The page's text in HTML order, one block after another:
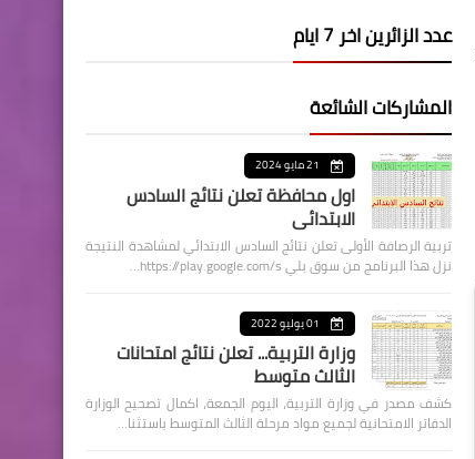
عدد الزائرين اخر 7 ايام
المشاركات الشائعة
21 مايو 2024
اول محافظة تعلن نتائج السادس
الابتدائي
تربية الرصافة الأولى تعلن نتائج السادس الابتدائي لمشاهدة النتيجة
نزل هذا البرنامج من سوق بلي https://play.google.com/s…
01 يوليو 2022
وزارة التربية... تعلن نتائج امتحانات
الثالث متوسط
كشف مصدر في وزارة التربية، اليوم الجمعة، اكمال تصحيح الوزارة
الدفاتر الامتحانية لجميع مواد مرحلة الثالث المتوسط باستثنا…